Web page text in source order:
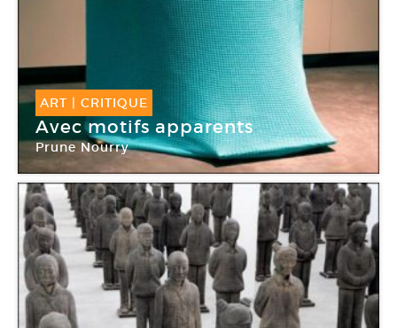
ART | CRITIQUE
Avec motifs apparents
Prune Nourry
Centquatre-Paris